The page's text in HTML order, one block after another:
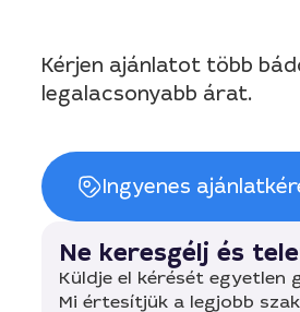
Kérjen ajánlatot több
legalacsonyabb árat.
Ingyenes
Ne keresgélj és
Küldje el kérését egyetlen
Mi értesítjük a legjobb